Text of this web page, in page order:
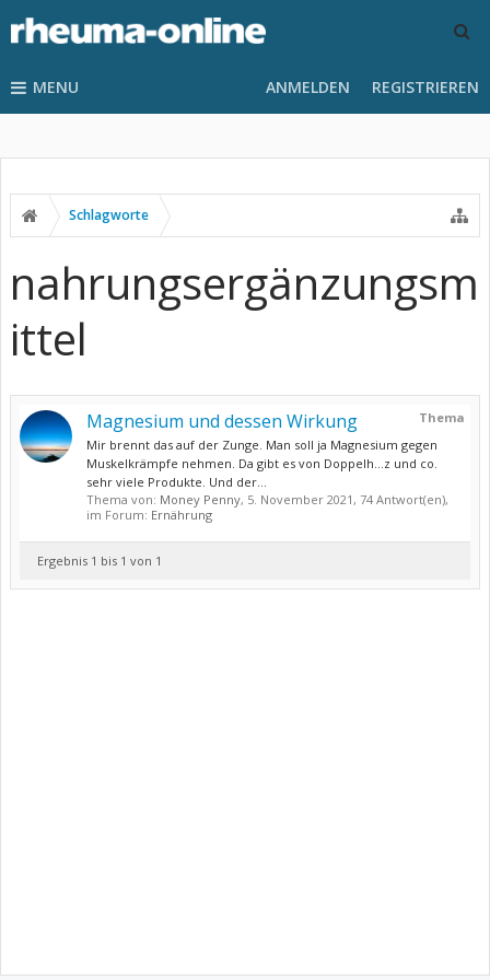
MENU ANMELDEN REGISTRIEREN
Schlagworte
nahrungsergänzungsm
ittel
Thema
Magnesium und dessen Wirkung
Mir brennt das auf der Zunge. Man soll ja Magnesium gegen
Muskelkrämpfe nehmen. Da gibt es von Doppelh...z und co.
sehr viele Produkte. Und der...
Thema von: Money Penny, 5. November 2021, 74 Antwort(en),
im Forum: Ernährung
Ergebnis 1 bis 1 von 1